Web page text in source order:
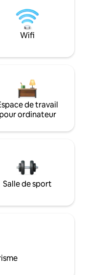
Wifi
de travail
pour ordinateur
Salle de sport